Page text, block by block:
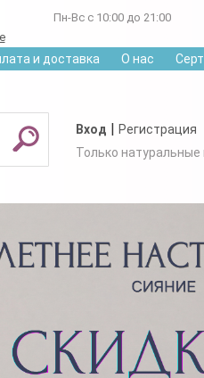
Пн-Вс с 10:00 до 21:00
и доставка О нас
Вход | Регистрация
Только натуральные